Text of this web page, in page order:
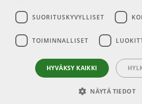
Y-tunnus:
La 10-15
SUORITUSKYVYLLISET
TOIMINNALLISET
HYVÄKSY KAIKKI
NÄYTÄ TIEDOT